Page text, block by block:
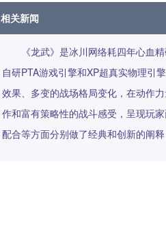
相关新闻
《龙武》是冰川网络耗四年心血
自研PTA游戏引擎和XP超真实物理引
效果、多变的战场格局变化，在动作
作和富有策略性的战斗感受，呈现玩
配合等方面分别做了经典和创新的阐